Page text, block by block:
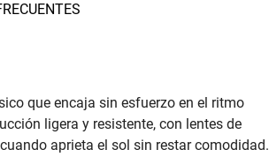
que encaja sin esfuerzo en el ritmo
ligera y resistente, con lentes de
aprieta el sol sin restar comodidad.